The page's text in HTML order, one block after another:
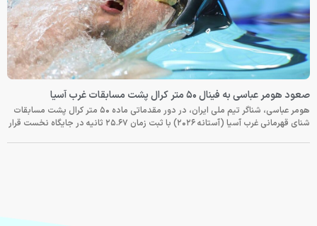
صعود هومر عباسی به فینال ۵۰ متر کرال پشت مسابقات غرب آسیا
هومر عباسی، شناگر تیم ملی ایران، در دور مقدماتی ماده ۵۰ متر کرال پشت مسابقات
شنای قهرمانی غرب آسیا (آستانه ۲۰۲۶) با ثبت زمان ۲۵.۶۷ ثانیه در جایگاه نخست قرار